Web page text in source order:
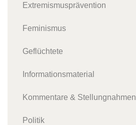
Extremismusprävention
Feminismus
Geflüchtete
Informationsmaterial
Kommentare & Stellungnahmen
Politik